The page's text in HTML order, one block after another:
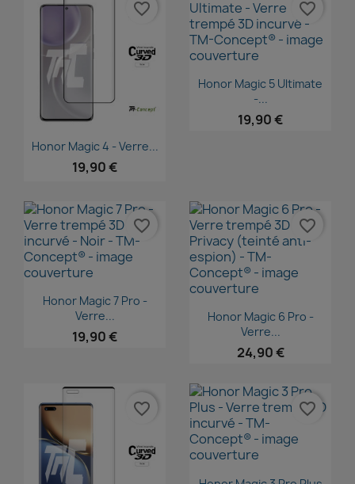
Aperçu rapide
Honor Magic 4 - Verre...
19,90 €
favorite_border
Aperçu rapide
Honor Magic 5 Ultimate
-...
19,90 €
favorite_border
Aperçu rapide
Honor Magic 7 Pro -
Verre...
19,90 €
favorite_border
Aperçu rapide
Honor Magic 6 Pro -
Verre...
24,90 €
favorite_border
favorite_border
Aperçu rapide
favorite_border